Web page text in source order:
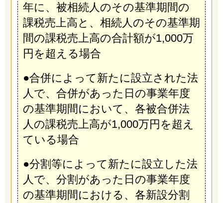
年に、被相続人のその基準期間の
課税売上高と、相続人のその基準期
間の課税売上高の合計額が1,000万
円を超える場合
●合併によって新たに設立された法
人で、合併があった日の事業年度
の基準期間において、各被合併法
人の課税売上高が1,000万円を超え
ている場合
●分割等によって新たに設立した法
人で、分割があった日の事業年度
の基準期間における、各新設分割